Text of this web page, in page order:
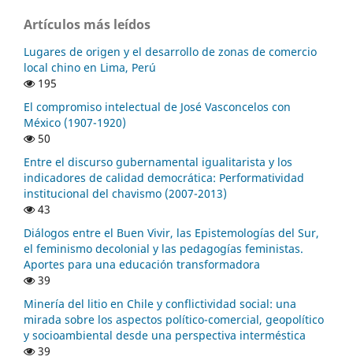
Artículos más leídos
Lugares de origen y el desarrollo de zonas de comercio
local chino en Lima, Perú
195
El compromiso intelectual de José Vasconcelos con
México (1907-1920)
50
Entre el discurso gubernamental igualitarista y los
indicadores de calidad democrática: Performatividad
institucional del chavismo (2007-2013)
43
Diálogos entre el Buen Vivir, las Epistemologías del Sur,
el feminismo decolonial y las pedagogías feministas.
Aportes para una educación transformadora
39
Minería del litio en Chile y conflictividad social: una
mirada sobre los aspectos político-comercial, geopolítico
y socioambiental desde una perspectiva interméstica
39